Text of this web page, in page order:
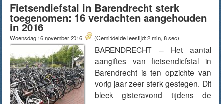
Fietsendiefstal in Barendrecht sterk
toegenomen: 16 verdachten aangehouden
in 2016
Woensdag 16 november 2016 (Gemiddelde leestijd: 2 min, 8 sec)
BARENDRECHT – Het aantal
aangiftes van fietsendiefstal in
Barendrecht is ten opzichte van
vorig jaar zeer sterk gestegen. Dit
bleek gisteravond tijdens de